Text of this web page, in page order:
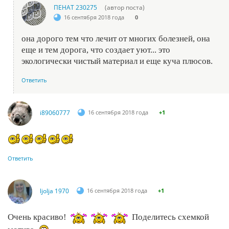
ПЕНАТ 230275 (автор поста)
16 сентября 2018 года 0
она дорого тем что лечит от многих болезней, она
еще и тем дорога, что создает уют... это
экологически чистый материал и еще куча плюсов.
Ответить
i89060777 16 сентября 2018 года +1
Ответить
ljolja 1970 16 сентября 2018 года +1
Очень красиво!
Поделитесь схемкой